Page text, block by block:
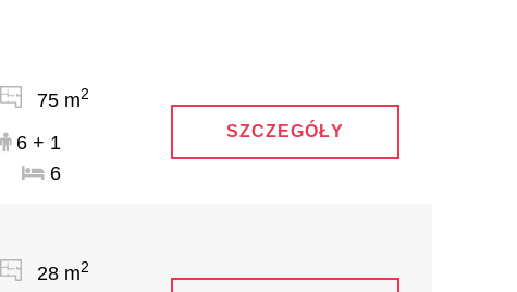
75 m2
6 + 1
6
SZCZEGÓŁY
28 m2